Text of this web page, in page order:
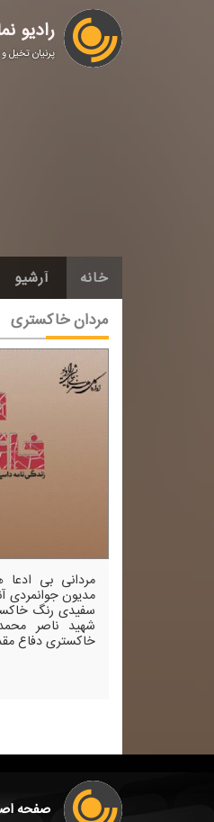
رادیو
پرنیان تخیل
خانه آرشیو
مردان خاكستری
مردانی بی ادعا
مدیون جوانمردی
سفیدی رنگ
شهید ناصر
خاكستری دفاع
صفحه